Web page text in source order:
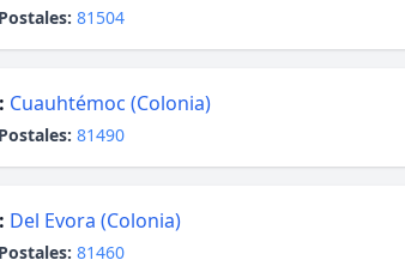
81504
Cuauhtémoc (Colonia)
81490
Del Evora (Colonia)
81460